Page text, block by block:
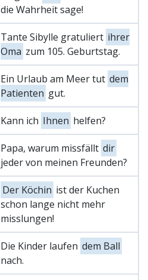
die Wahrheit sage!
Tante Sibylle gratuliert ihrer
Oma zum 105. Geburtstag.
Ein Urlaub am Meer tut dem
Patienten gut.
Kann ich Ihnen helfen?
Papa, warum missfällt dir
jeder von meinen Freunden?
Der Köchin ist der Kuchen
schon lange nicht mehr
misslungen!
Die Kinder laufen dem Ball
nach.